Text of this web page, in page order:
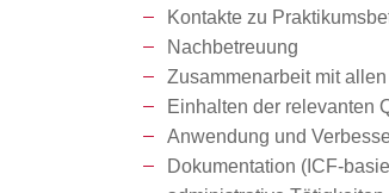
Kontakte zu
Nachbetreuung
Zusammenarbeit mit
Einhalten der relevanten
Anwendung und
Dokumentation (ICF-